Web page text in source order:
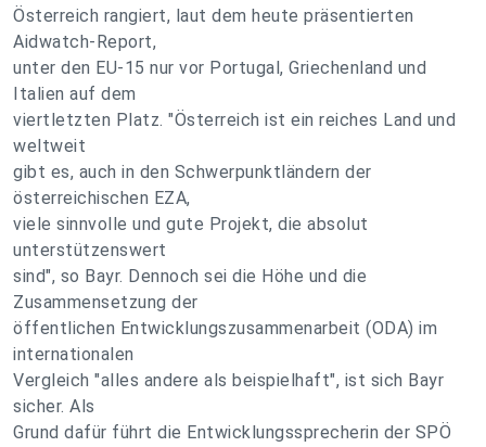
Österreich rangiert, laut dem heute präsentierten
Aidwatch-Report,
unter den EU-15 nur vor Portugal, Griechenland und
Italien auf dem
viertletzten Platz. "Österreich ist ein reiches Land und
weltweit
gibt es, auch in den Schwerpunktländern der
österreichischen EZA,
viele sinnvolle und gute Projekt, die absolut
unterstützenswert
sind", so Bayr. Dennoch sei die Höhe und die
Zusammensetzung der
öffentlichen Entwicklungszusammenarbeit (ODA) im
internationalen
Vergleich "alles andere als beispielhaft", ist sich Bayr
sicher. Als
Grund dafür führt die Entwicklungssprecherin der SPÖ